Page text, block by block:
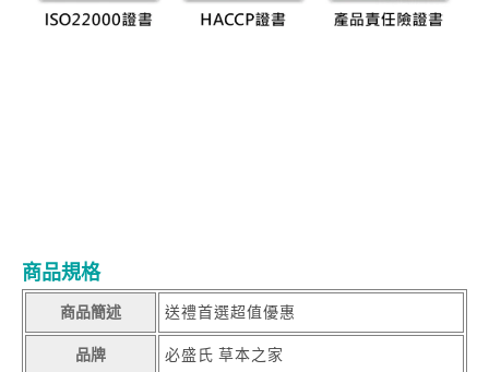
商品規格
商品簡述 送禮首選超值優惠
品牌 必盛氏 草本之家